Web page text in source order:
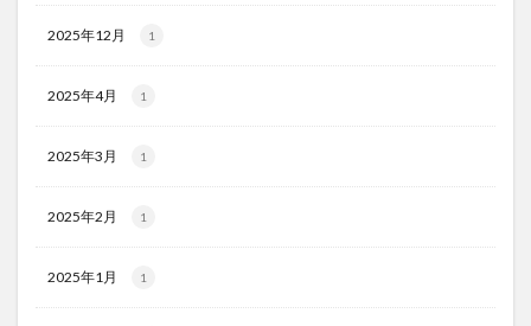
2025年12月 1
2025年4月 1
2025年3月 1
2025年2月 1
2025年1月 1